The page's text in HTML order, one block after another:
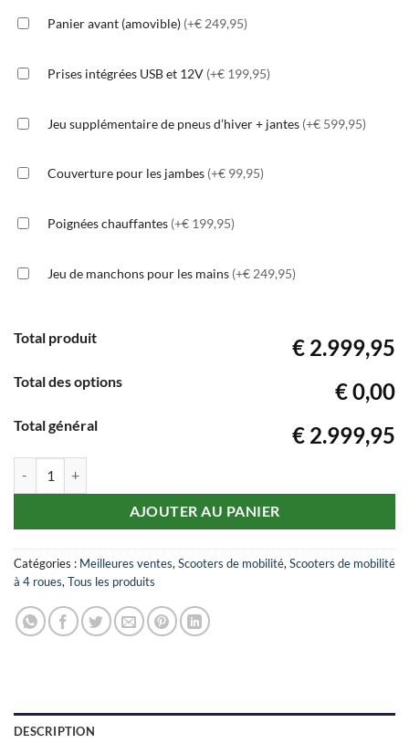
Panier avant (amovible) (+€ 249,95)
Prises intégrées USB et 12V (+€ 199,95)
Jeu supplémentaire de pneus d’hiver + jantes (+€ 599,95)
Couverture pour les jambes (+€ 99,95)
Poignées chauffantes (+€ 199,95)
Jeu de manchons pour les mains (+€ 249,95)
Total produit € 2.999,95
Total des options € 0,00
Total général € 2.999,95
AJOUTER AU PANIER
Catégories : Meilleures ventes, Scooters de mobilité, Scooters de mobilité
à 4 roues, Tous les produits
DESCRIPTION